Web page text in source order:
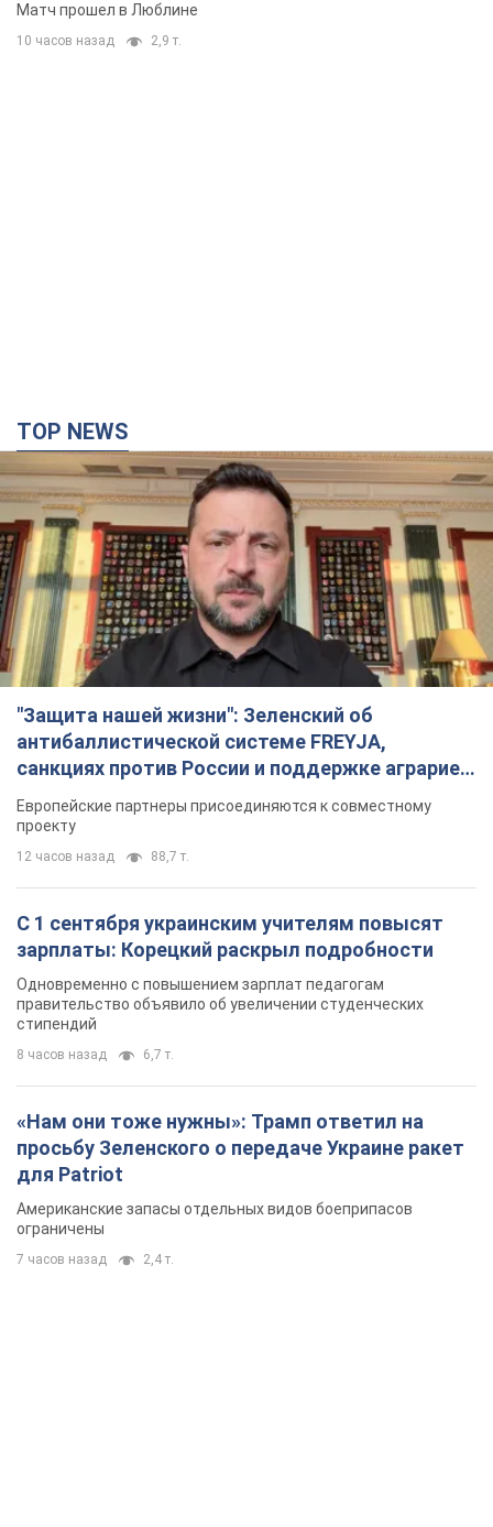
антибаллистической системе FREYJA,
санкциях против России и поддержке аграриев.
Видео
Европейские партнеры присоединяются к совместному
проекту
12 часов назад 88,7 т.
С 1 сентября украинским учителям повысят
зарплаты: Корецкий раскрыл подробности
Одновременно с повышением зарплат педагогам
стипендий
8 часов назад 6,7 т.
«Нам они тоже нужны»: Трамп ответил на
просьбу Зеленского о передаче Украине ракет
для Patriot
ограничены
7 часов назад 2,4 т.